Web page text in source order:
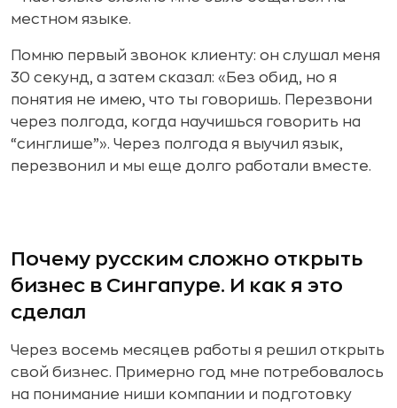
местном языке.
Помню первый звонок клиенту: он слушал меня
30 секунд, а затем сказал: «Без обид, но я
понятия не имею, что ты говоришь. Перезвони
через полгода, когда научишься говорить на
“синглише”». Через полгода я выучил язык,
перезвонил и мы еще долго работали вместе.
Почему русским сложно открыть
бизнес в Сингапуре. И как я это
сделал
Через восемь месяцев работы я решил открыть
свой бизнес. Примерно год мне потребовалось
на понимание ниши компании и подготовку